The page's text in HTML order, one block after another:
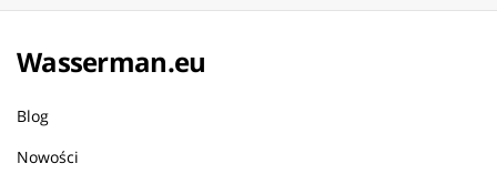
Wasserman.eu
Blog
Nowości